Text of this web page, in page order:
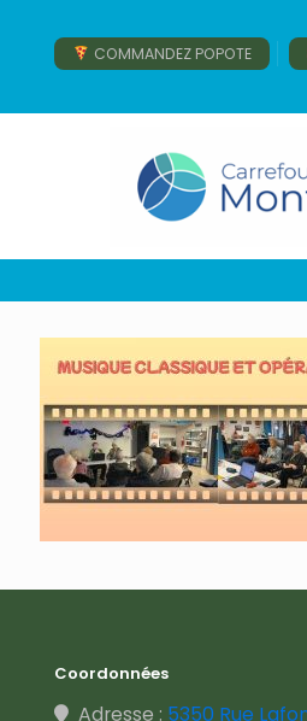
COMMANDEZ POPOTE
Coordonnées
Adresse : 5350 Rue